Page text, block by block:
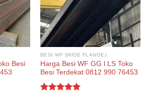
Besi
BESI WF (WIDE FLANGE)
Harga Besi WF GG l LS Toko
Besi Terdekat 0812 990 76453